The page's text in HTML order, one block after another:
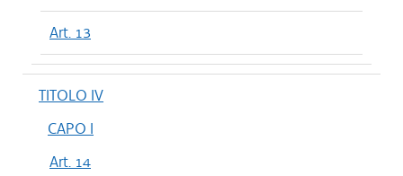
Art. 13
TITOLO IV
CAPO I
Art. 14